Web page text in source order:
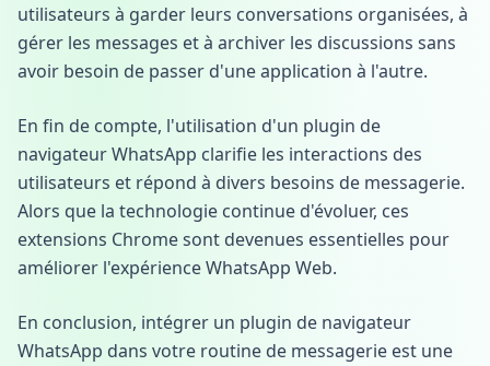
utilisateurs à garder leurs conversations organisées, à
gérer les messages et à archiver les discussions sans
avoir besoin de passer d'une application à l'autre.
En fin de compte, l'utilisation d'un plugin de
navigateur WhatsApp clarifie les interactions des
utilisateurs et répond à divers besoins de messagerie.
Alors que la technologie continue d'évoluer, ces
extensions Chrome sont devenues essentielles pour
améliorer l'expérience WhatsApp Web.
En conclusion, intégrer un plugin de navigateur
WhatsApp dans votre routine de messagerie est une